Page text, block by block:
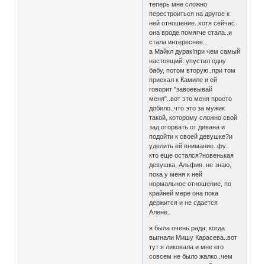
теперь мне сложно
перестроиться на другое к
ней отношение..хотя сейчас
она вроде помягче стала..и
стала интереснее..
а Майкл дурак!при чем самый
настоящий..упустил одну
бабу, потом вторую..при том
приехал к Камиле и ей
говорит "завоевывай
меня"..вот это меня просто
добило..что это за мужик
такой, которому сложно свой
зад оторвать от дивана и
подойти к своей девушке?и
уделить ей внимание..фу..
кто еще остался?новенькая
девушка, Альфия..не знаю,
пока у меня к ней
нормальное отношение, по
крайней мере она пока
держится и не сдается
Алене..
я была очень рада, когда
выгнали Мишу Карасева..вот
тут я ликовала и мне его
совсем не было жалко..чем